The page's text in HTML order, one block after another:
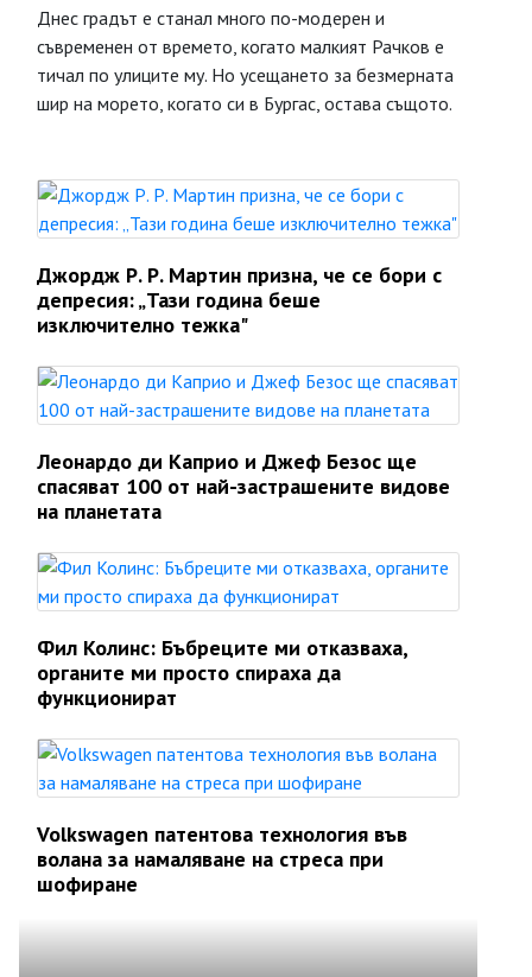
Днес градът е станал много по-модерен и
съвременен от времето, когато малкият Рачков е
тичал по улиците му. Но усещането за безмерната
шир на морето, когато си в Бургас, остава същото.
Джордж Р. Р. Мартин призна, че се бори с
депресия: „Тази година беше
изключително тежка"
Леонардо ди Каприо и Джеф Безос ще
спасяват 100 от най-застрашените видове
на планетата
Фил Колинс: Бъбреците ми отказваха,
органите ми просто спираха да
функционират
Volkswagen патентова технология във
волана за намаляване на стреса при
шофиране